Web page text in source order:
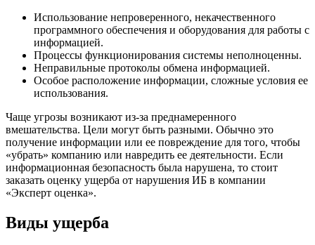
Использование непроверенного, некачественного
программного обеспечения и оборудования для работы с
информацией.
Процессы функционирования системы неполноценны.
Неправильные протоколы обмена информацией.
Особое расположение информации, сложные условия ее
использования.
Чаще угрозы возникают из-за преднамеренного
вмешательства. Цели могут быть разными. Обычно это
получение информации или ее повреждение для того, чтобы
«убрать» компанию или навредить ее деятельности. Если
информационная безопасность была нарушена, то стоит
заказать оценку ущерба от нарушения ИБ в компании
«Эксперт оценка».
Виды ущерба